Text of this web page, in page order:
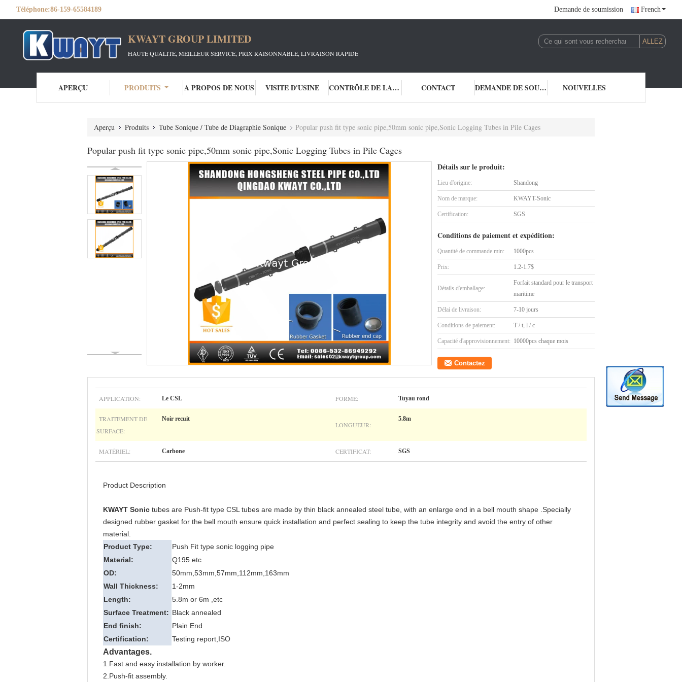
Téléphone:86-159-65584189 Demande de soumission French
KWAYT GROUP LIMITED
HAUTE QUALITÉ, MEILLEUR SERVICE, PRIX RAISONNABLE, LIVRAISON RAPIDE
APERÇU PRODUITS A PROPOS DE NOUS VISITE D'USINE CONTRÔLE DE LA QUALITÉ CONTACT DEMANDE DE SOUMISSION NOUVELLES
Aperçu Produits Tube Sonique / Tube de Diagraphie Sonique Popular push fit type sonic pipe,50mm sonic pipe,Sonic Logging Tubes in Pile Cages
Popular push fit type sonic pipe,50mm sonic pipe,Sonic Logging Tubes in Pile Cages
Détails sur le produit:
Lieu d'origine: Shandong
Nom de marque: KWAYT-Sonic
Certification: SGS
Conditions de paiement et expédition:
Quantité de commande min: 1000pcs
Prix: 1.2-1.7$
Détails d'emballage:
Forfait standard pour le transport
maritime
Délai de livraison: 7-10 jours
Conditions de paiement: T / t, l / c
Capacité d'approvisionnement: 10000pcs chaque mois
Contactez
APPLICATION: Le CSL FORME: Tuyau rond
TRAITEMENT DE
SURFACE:
Noir recuit
LONGUEUR:
5.8m
MATÉRIEL: Carbone CERTIFICAT: SGS
Product Description
KWAYT Sonic tubes are Push-fit type CSL tubes are made by thin black annealed steel tube, with an enlarge end in a bell mouth shape .Specially
designed rubber gasket for the bell mouth ensure quick installation and perfect sealing to keep the tube integrity and avoid the entry of other
material.
Product Type:
Push Fit type sonic logging pipe
Material:
Q195 etc
OD:
50mm,53mm,57mm,112mm,163mm
Wall Thickness:
1-2mm
Length:
5.8m or 6m ,etc
Surface Treatment: Black annealed
End finish:
Plain End
Certification:
Testing report,ISO
Advantages.
1.Fast and easy installation by worker.
2.Push-fit assembly.